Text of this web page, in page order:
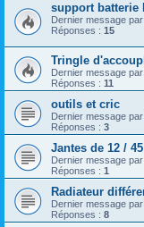
support batterie
Dernier message par
Réponses : 15
Tringle
Dernier message par
Réponses : 11
outils et cric
Dernier message par
Réponses : 3
Jantes de 12 / 45
Dernier message par
Réponses : 1
Radiateur
Dernier message par
Réponses : 8